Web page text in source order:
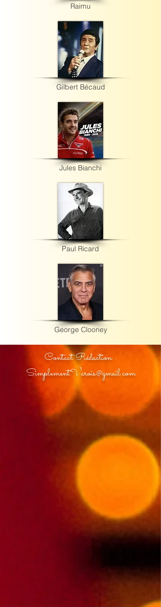
Raimu
Gilbert Bécaud
Jules Bianchi
Paul Ricard
George Clooney
Contact Rédaction :
SimplementVarois@gmail.com